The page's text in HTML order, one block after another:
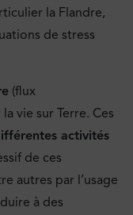
la Flandre,
de stress
(flux
vie sur Terre. Ces
activités
de ces
autres par l’usage
à des